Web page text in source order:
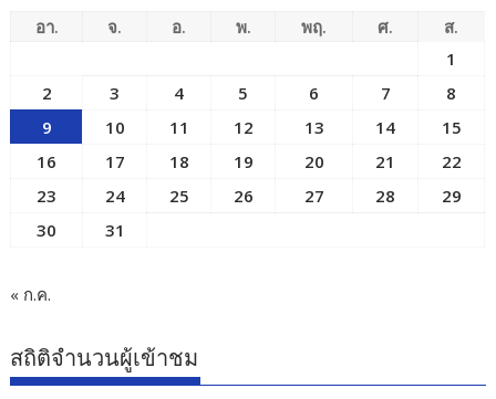
อา. จ. อ. พ. พฤ. ศ.
ส.
1
2
3 4 5 6 7
8
9
10 11 12 13 14
15
16
17 18 19 20 21
22
23
24 25 26 27 28
29
30
31
« ก.ค.
สถิติจำนวนผู้เข้าชม